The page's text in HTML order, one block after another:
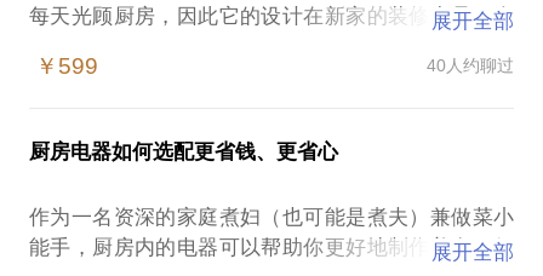
每天光顾厨房，因此它的设计在新家的装修中是一个
说，厨房被注入了太多的希望和梦想，却又能让人如
师……你做了这一系列尝试，心中仍有疑问没法找到
答案；而我懂得你向往拥有一个梦幻厨房的所有情
理，具有11年橱柜设计及订制的丰富经验，在打造这
间心仪厨房的所有相关事宜上，我不仅能给出指导，
展开全部
￥599 40人约聊过
厨房电器如何选配更省钱、更省心
作为一名资深的家庭煮妇（也可能是煮夫）兼做菜小
能手，厨房内的电器可以帮助你更好地制作美食。但
展开全部